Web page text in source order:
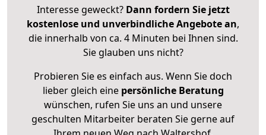
Interesse geweckt? Dann fordern Sie jetzt
kostenlose und unverbindliche Angebote an,
die innerhalb von ca. 4 Minuten bei Ihnen sind.
Sie glauben uns nicht?
Probieren Sie es einfach aus. Wenn Sie doch
lieber gleich eine persönliche Beratung
wünschen, rufen Sie uns an und unsere
geschulten Mitarbeiter beraten Sie gerne auf